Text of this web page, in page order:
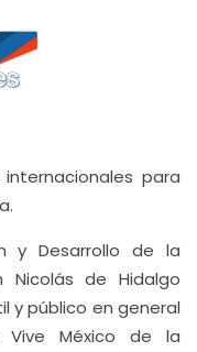
para
y Desarrollo de la
Nicolás de Hidalgo
y público en general
México de la